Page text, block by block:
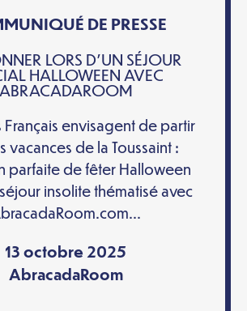
DE PRESSE
LORS D’UN SÉJOUR
HALLOWEEN AVEC
ABRACADAROOM
Français envisagent de partir
vacances de la Toussaint :
parfaite de fêter Halloween
insolite thématisé avec
13 octobre 2025
AbracadaRoom